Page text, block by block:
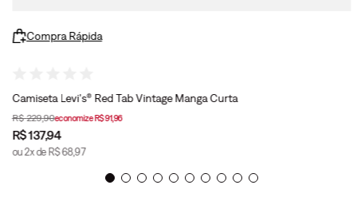
Compra Rápida
Camiseta Levi's® Red Tab Vintage Manga Curta
R$ 229,90economizeR$91,96
R$137,94
ou2x de R$68,97